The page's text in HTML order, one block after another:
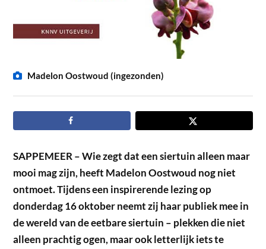
Madelon Oostwoud (ingezonden)
SAPPEMEER – Wie zegt dat een siertuin alleen maar
mooi mag zijn, heeft Madelon Oostwoud nog niet
ontmoet. Tijdens een inspirerende lezing op
donderdag 16 oktober neemt zij haar publiek mee in
de wereld van de eetbare siertuin – plekken die niet
alleen prachtig ogen, maar ook letterlijk iets te